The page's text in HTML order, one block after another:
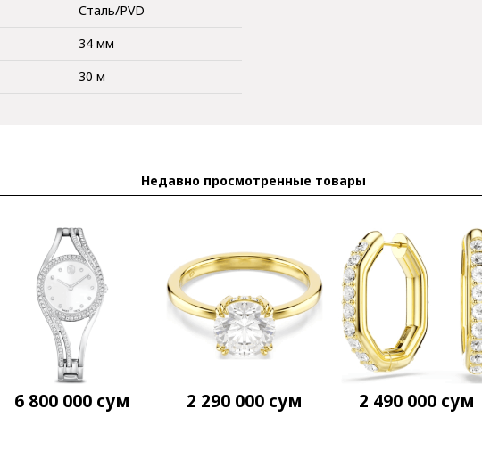
Сталь/PVD
34 мм
30 м
Недавно просмотренные товары
6 800 000 сум 2 290 000 сум 2 490 000 сум